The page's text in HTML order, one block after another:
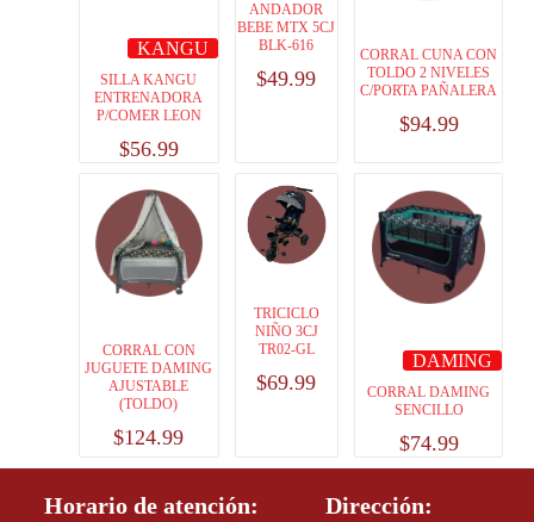
KANGU
SILLA KANGU
ENTRENADORA
P/COMER LEON
$56.99
ANDADOR
BEBE MTX 5CJ
BLK-616
$49.99
CORRAL CUNA CON
TOLDO 2 NIVELES
C/PORTA PAÑALERA
$94.99
CORRAL CON
JUGUETE DAMING
AJUSTABLE
(TOLDO)
$124.99
TRICICLO
NIÑO 3CJ
TR02-GL
$69.99
DAMING
CORRAL DAMING
SENCILLO
$74.99
Horario de atención:
Dirección: